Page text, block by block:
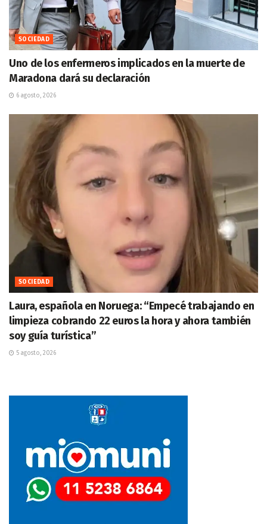
SOCIEDAD
Uno de los enfermeros implicados en la muerte de
Maradona dará su declaración
6 agosto, 2026
SOCIEDAD
Laura, española en Noruega: “Empecé trabajando en
limpieza cobrando 22 euros la hora y ahora también
soy guía turística”
5 agosto, 2026